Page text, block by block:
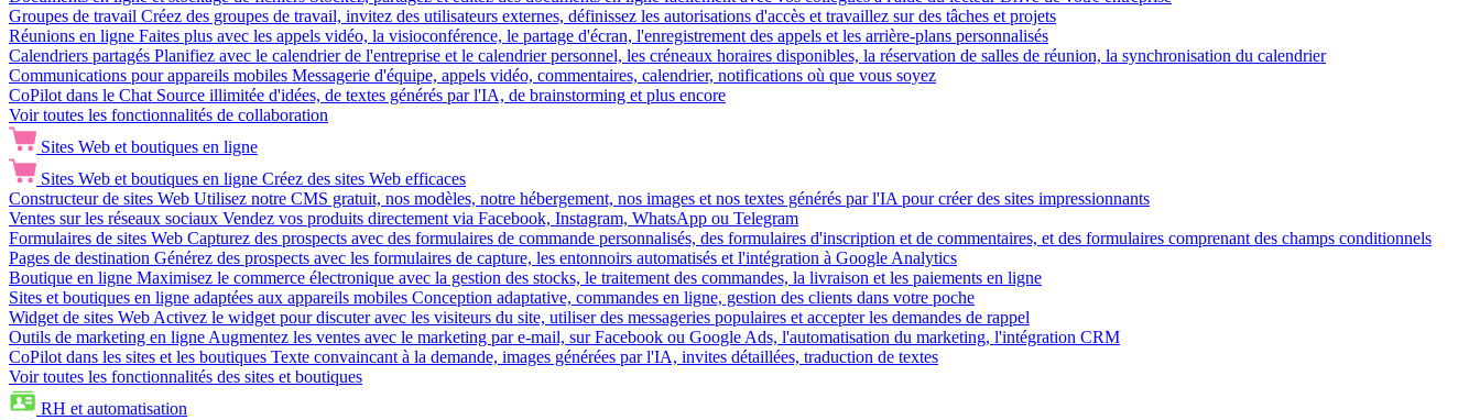
Groupes de travail Créez des groupes de travail, invitez des utilisateurs externes, définissez les autorisations d'accès et travaillez sur des tâches et projets
Réunions en ligne Faites plus avec les appels vidéo, la visioconférence, le partage d'écran, l'enregistrement des appels et les arrière-plans personnalisés
Calendriers partagés Planifiez avec le calendrier de l'entreprise et le calendrier personnel, les créneaux horaires disponibles, la réservation de salles de réunion, la synchronisation du calendrier
Communications pour appareils mobiles Messagerie d'équipe, appels vidéo, commentaires, calendrier, notifications où que vous soyez
CoPilot dans le Chat Source illimitée d'idées, de textes générés par l'IA, de brainstorming et plus encore
Voir toutes les fonctionnalités de collaboration
Sites Web et boutiques en ligne
Sites Web et boutiques en ligne Créez des sites Web efficaces
Constructeur de sites Web Utilisez notre CMS gratuit, nos modèles, notre hébergement, nos images et nos textes générés par l'IA pour créer des sites impressionnants
Ventes sur les réseaux sociaux Vendez vos produits directement via Facebook, Instagram, WhatsApp ou Telegram
Formulaires de sites Web Capturez des prospects avec des formulaires de commande personnalisés, des formulaires d'inscription et de commentaires, et des formulaires comprenant des champs conditionnels
Pages de destination Générez des prospects avec les formulaires de capture, les entonnoirs automatisés et l'intégration à Google Analytics
Boutique en ligne Maximisez le commerce électronique avec la gestion des stocks, le traitement des commandes, la livraison et les paiements en ligne
Sites et boutiques en ligne adaptées aux appareils mobiles Conception adaptative, commandes en ligne, gestion des clients dans votre poche
Widget de sites Web Activez le widget pour discuter avec les visiteurs du site, utiliser des messageries populaires et accepter les demandes de rappel
Outils de marketing en ligne Augmentez les ventes avec le marketing par e-mail, sur Facebook ou Google Ads, l'automatisation du marketing, l'intégration CRM
CoPilot dans les sites et les boutiques Texte convaincant à la demande, images générées par l'IA, invites détaillées, traduction de textes
Voir toutes les fonctionnalités des sites et boutiques
RH et automatisation